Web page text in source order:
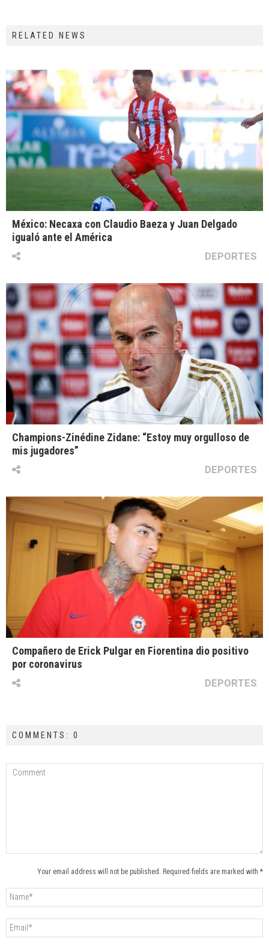
RELATED NEWS
México: Necaxa con Claudio Baeza y Juan Delgado
igualó ante el América
DEPORTES
Champions-Zinédine Zidane: “Estoy muy orgulloso de
mis jugadores”
DEPORTES
Compañero de Erick Pulgar en Fiorentina dio positivo
por coronavirus
DEPORTES
COMMENTS: 0
Your email address will not be published. Required fields are marked with *